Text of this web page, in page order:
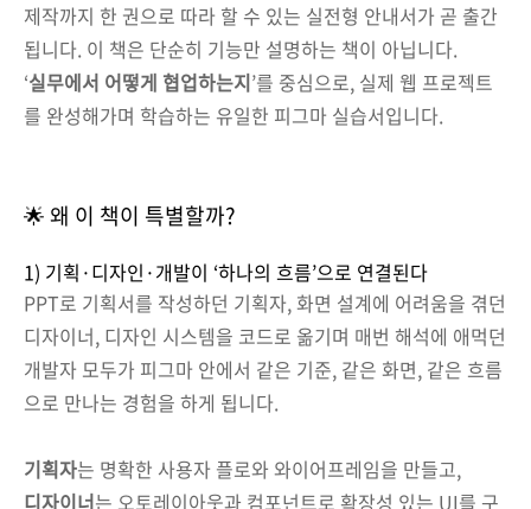
제작까지 한 권으로 따라 할 수 있는 실전형 안내서가 곧 출간
됩니다. 이 책은 단순히 기능만 설명하는 책이 아닙니다.
‘실무에서 어떻게 협업하는지’를 중심으로, 실제 웹 프로젝트
를 완성해가며 학습하는 유일한 피그마 실습서입니다.
🌟 왜 이 책이 특별할까?
1) 기획·디자인·개발이 ‘하나의 흐름’으로 연결된다
PPT로 기획서를 작성하던 기획자, 화면 설계에 어려움을 겪던
디자이너, 디자인 시스템을 코드로 옮기며 매번 해석에 애먹던
개발자 모두가 피그마 안에서 같은 기준, 같은 화면, 같은 흐름
으로 만나는 경험을 하게 됩니다.
기획자는 명확한 사용자 플로와 와이어프레임을 만들고,
디자이너는 오토레이아웃과 컴포넌트로 확장성 있는 UI를 구